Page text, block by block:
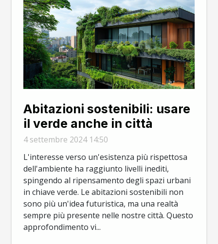
Abitazioni sostenibili: usare
il verde anche in città
4 settembre 2024 14:50
L'interesse verso un'esistenza più rispettosa
dell'ambiente ha raggiunto livelli inediti,
spingendo al ripensamento degli spazi urbani
in chiave verde. Le abitazioni sostenibili non
sono più un'idea futuristica, ma una realtà
sempre più presente nelle nostre città. Questo
approfondimento vi...